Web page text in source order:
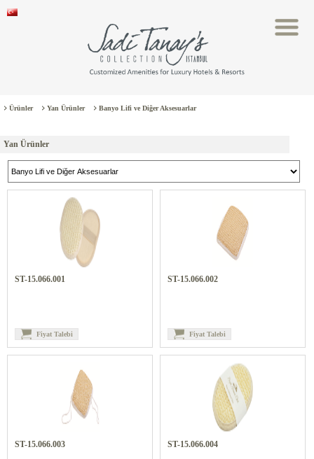
Ürünler Yan Ürünler Banyo Lifi ve Diğer Aksesuarlar
Yan Ürünler
ST-15.066.001
Fiyat Talebi
ST-15.066.002
Fiyat Talebi
ST-15.066.003 ST-15.066.004